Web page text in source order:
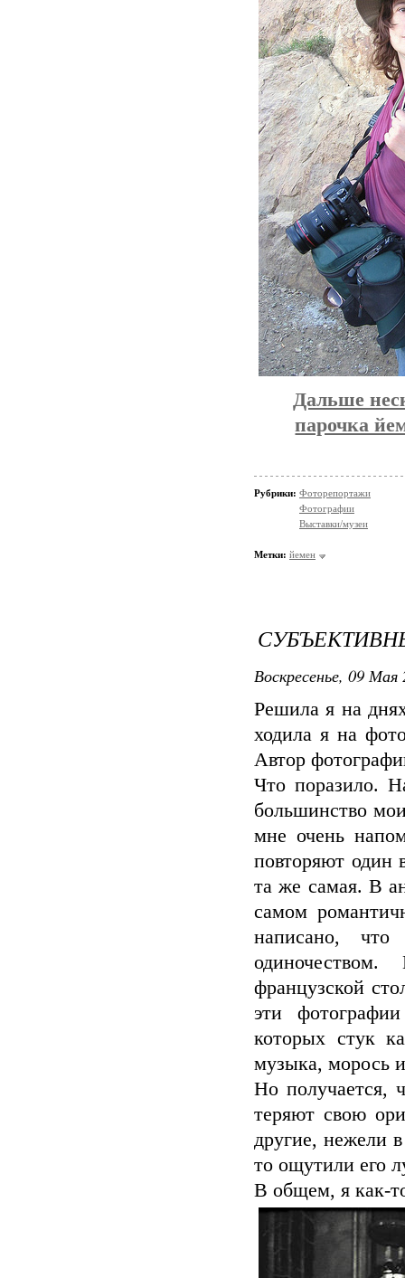
Дальше
парочка
Рубрики: Фоторепортажи
Фотографии
Выставки/музеи
Метки: йемен
Воскресенье, 09
Решила я на
ходила я на
Автор
Что поразило.
большинство
мне очень
повторяют один
та же самая. В
самом
написано,
французской
эти
которых стук
музыка, морось
Но получается,
теряют свою
другие, нежели
то ощутили его
В общем, я как-